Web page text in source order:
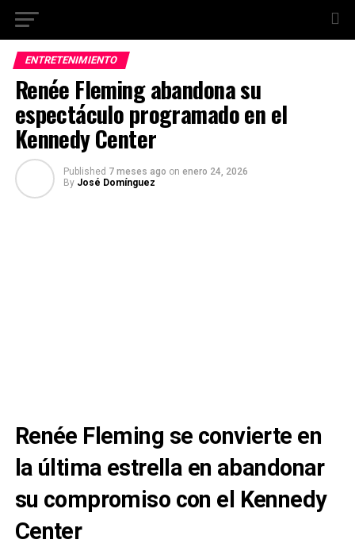
ENTRETENIMIENTO
Renée Fleming abandona su
espectáculo programado en el
Kennedy Center
Published 7 meses ago on enero 24, 2026
By José Domínguez
Renée Fleming se convierte en
la última estrella en abandonar
su compromiso con el Kennedy
Center